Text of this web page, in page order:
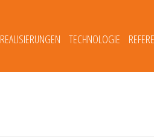
REALISIERUNGEN TECHNOLOGIE